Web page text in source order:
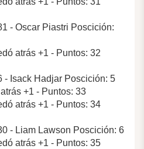
- Oscar Piastri Poscición:
atrás +1 - Puntos: 32
- Isack Hadjar Poscición: 5
+1 - Puntos: 33
atrás +1 - Puntos: 34
- Liam Lawson Poscición: 6
atrás +1 - Puntos: 35